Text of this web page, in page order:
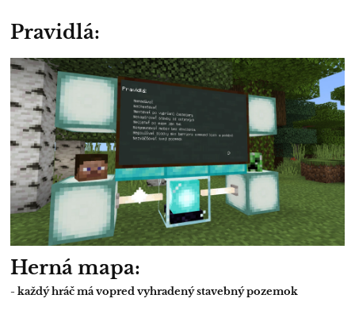
Pravidlá:
Herná mapa:
- každý hráč má vopred vyhradený stavebný pozemok